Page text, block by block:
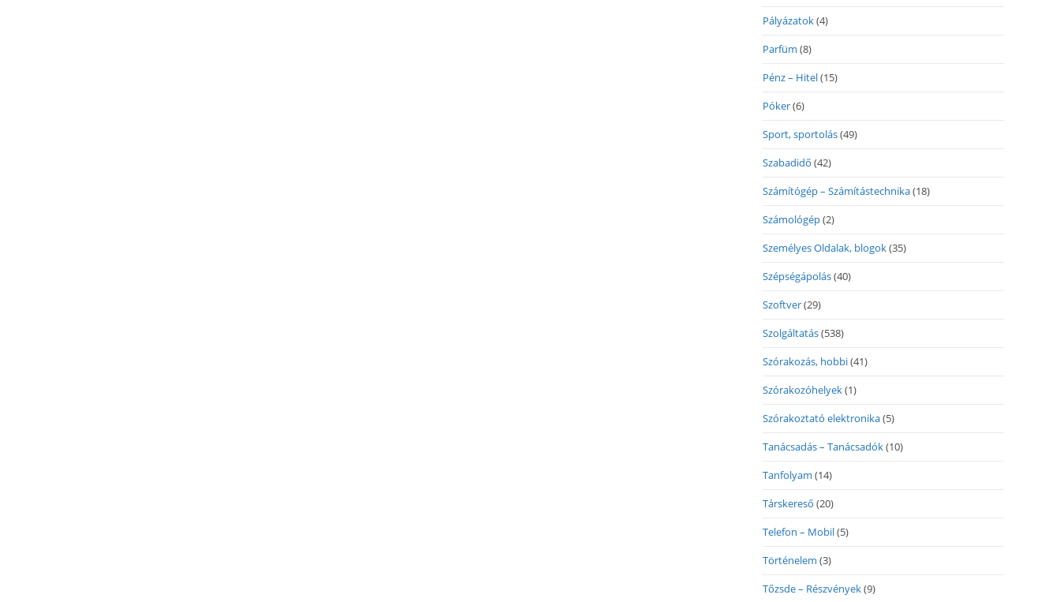
Pályázatok(4)
Parfüm (8)
Pénz – Hitel(15)
Póker(6)
Sport, sportolás(49)
Szabadidő (42)
Számítógép – Számítástechnika(18)
Számológép(2)
Személyes Oldalak, blogok(35)
Szépségápolás(40)
Szoftver(29)
Szolgáltatás(538)
Szórakozás, hobbi(41)
Szórakozóhelyek(1)
Szórakoztató elektronika(5)
Tanácsadás – Tanácsadók(10)
Tanfolyam (14)
Társkereső (20)
Telefon – Mobil(5)
Történelem (3)
Tőzsde – Részvények(9)